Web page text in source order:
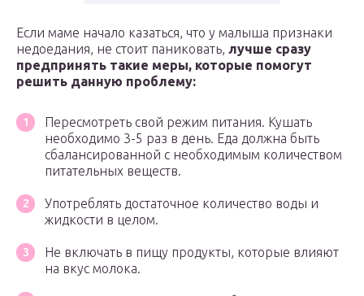
Если маме начало казаться, что у малыша признаки
недоедания, не стоит паниковать, лучше сразу
предпринять такие меры, которые помогут
решить данную проблему:
Пересмотреть свой режим питания. Кушать
необходимо 3-5 раз в день. Еда должна быть
сбалансированной с необходимым количеством
питательных веществ.
Употреблять достаточное количество воды и
жидкости в целом.
Не включать в пищу продукты, которые влияют
на вкус молока.